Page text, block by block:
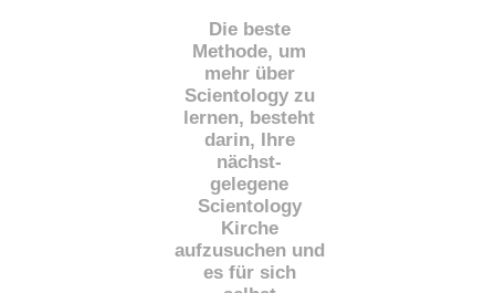
Die beste
Methode, um
mehr über
Scientology zu
lernen, besteht
darin, Ihre
nächst-
gelegene
Scientology
Kirche
aufzusuchen und
es für sich